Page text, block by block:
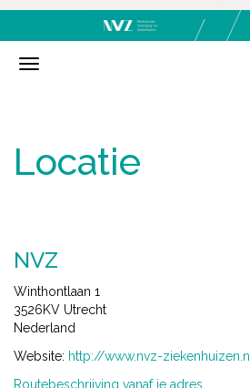
Locatie
NVZ
Winthontlaan 1
3526KV Utrecht
Nederland
Website: http://www.nvz-ziekenhuizen.nl
Routebeschrijving vanaf je adres